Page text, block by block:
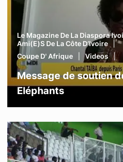
Le Magazine De La Diaspora
Ami(e)s De La Côte D’Ivoire
Coupe D' Afrique
Videos
Message de soutien
Eléphants